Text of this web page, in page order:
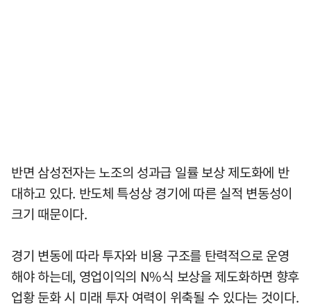
반면 삼성전자는 노조의 성과급 일률 보상 제도화에 반
대하고 있다. 반도체 특성상 경기에 따른 실적 변동성이
크기 때문이다.
경기 변동에 따라 투자와 비용 구조를 탄력적으로 운영
해야 하는데, 영업이익의 N%식 보상을 제도화하면 향후
업황 둔화 시 미래 투자 여력이 위축될 수 있다는 것이다.